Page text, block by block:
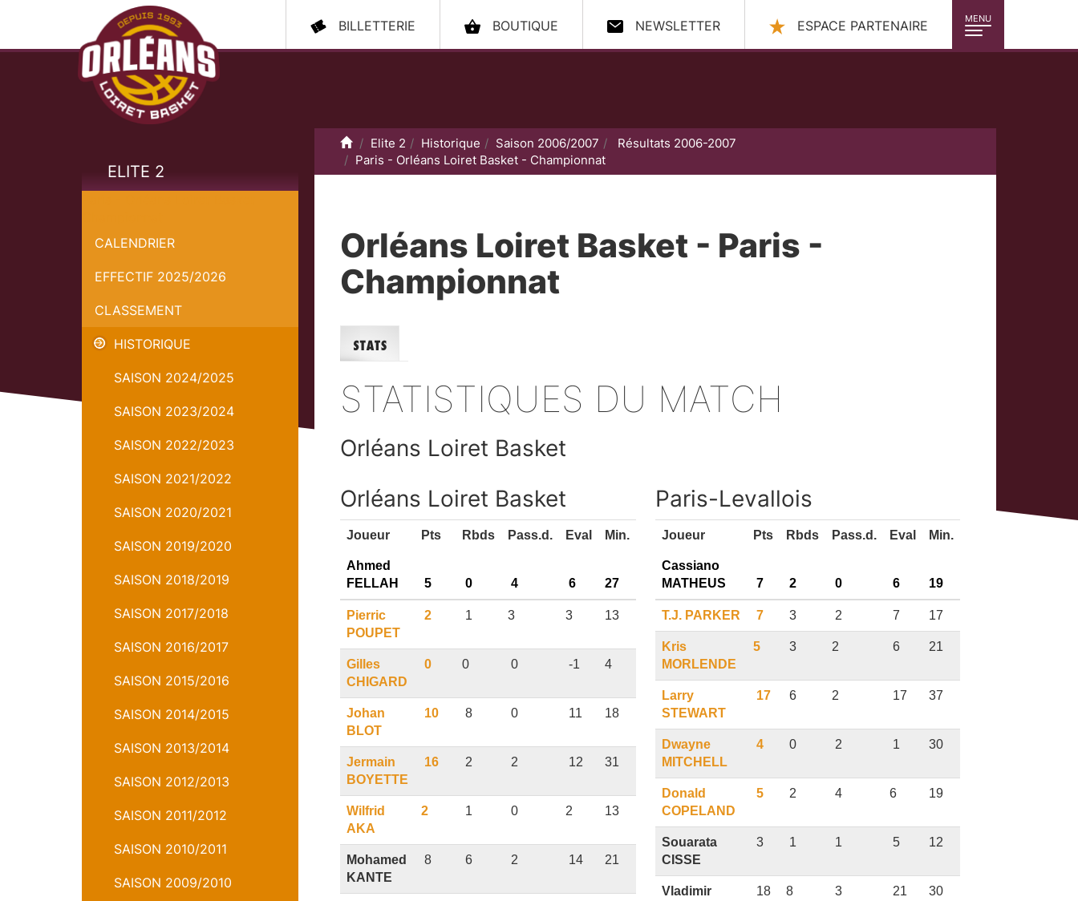
MENU
BILLETTERIE BOUTIQUE NEWSLETTER ESPACE PARTENAIRE
ELITE 2
CALENDRIER
EFFECTIF 2025/2026
CLASSEMENT
HISTORIQUE
SAISON 2024/2025
SAISON 2023/2024
SAISON 2022/2023
SAISON 2021/2022
SAISON 2020/2021
SAISON 2019/2020
SAISON 2018/2019
SAISON 2017/2018
SAISON 2016/2017
SAISON 2015/2016
SAISON 2014/2015
SAISON 2013/2014
SAISON 2012/2013
SAISON 2011/2012
SAISON 2010/2011
SAISON 2009/2010
Accueil
Elite 2 Historique Saison 2006/2007
Résultats 2006-2007
Paris - Orléans Loiret Basket - Championnat
Orléans Loiret Basket - Paris -
Championnat
STATISTIQUES DU MATCH
Orléans Loiret Basket
Orléans Loiret Basket
Joueur Pts Rbds Pass.d. Eval Min.
Ahmed
FELLAH
5 0 4 6 27
Pierric
POUPET
2 1 3 3 13
Gilles
CHIGARD
0 0 0 -1 4
Johan
BLOT
10 8 0 11 18
Jermain
BOYETTE
16 2 2 12 31
Wilfrid
AKA
2 1 0 2 13
Mohamed
KANTE
8 6 2 14 21
Paris-Levallois
Joueur Pts Rbds Pass.d. Eval Min.
Cassiano
MATHEUS
7 2 0 6 19
T.J. PARKER 7 3 2 7 17
Kris
MORLENDE
5 3 2 6 21
Larry
STEWART
17 6 2 17 37
Dwayne
MITCHELL
4 0 2 1 30
Donald
COPELAND
5 2 4 6 19
Souarata
CISSE
3 1 1 5 12
Vladimir
18 8 3 21 30